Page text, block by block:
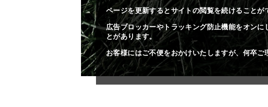
ページを更新するとサイトの閲覧を続けることが
広告ブロッカーやトラッキング防止機能をオン
とがあります。
お客様にはご不便をおかけいたしますが、何卒ご